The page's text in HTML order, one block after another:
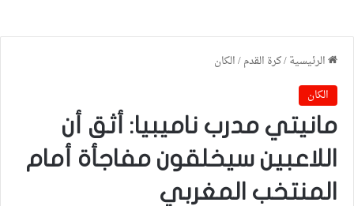
الرئيسية/كرة القدم/الكان
الكان
مانيتي مدرب ناميبيا: أثق أن
اللاعبين سيخلقون مفاجأة أمام
المنتخب المغربي